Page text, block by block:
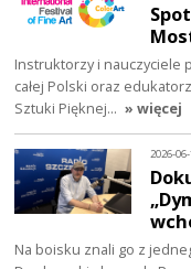
Instruktorzy i nauczyciele
całej Polski oraz
Sztuki Pięknej… » więcej
2026-
Na boisku znali go z